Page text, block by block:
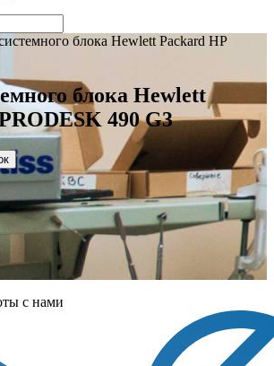
блока Hewlett Packard HP
блока Hewlett
490 G3
с нами